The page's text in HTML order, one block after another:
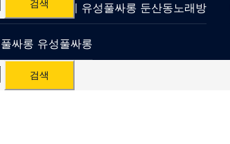
블릭가라오케 유성풀싸롱 둔산동노래방
싸롱 유성풀싸롱